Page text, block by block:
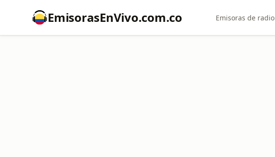
EmisorasEnVivo.com.co Emisoras de radio